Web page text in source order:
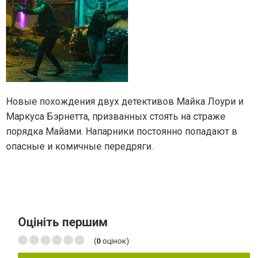
Новые похождения двух детективов Майка Лоури и
Маркуса Бэрнетта, призванных стоять на страже
порядка Майами. Напарники постоянно попадают в
опасные и комичные передряги.
Оцініть першим
(0 оцінок)